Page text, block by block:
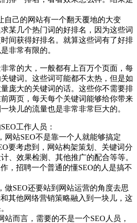
己的网站有一个翻天覆地的大变
某几个热门词的好排名，因为这些词
间获得好排名。就算这些词有了好排
非常有限的。
常的大，一般都有上百万个页面，每
键词。这些词可能都不太热，但是如
庞大的关键词的话。这些你不需要排
两页，每天每个关键词能够给你带来
块儿的流量也是非常非常巨大的。
工作人员：
站SEO不是靠一个人就能够搞定
要考虑到，网站构架策划、关键词分
、效果检测、其他推广的配合等等。
，招聘一个普通的懂SEO的人是搞不
SEO还要站到网站运营的角度去思
其他网络营销策略融入到一块儿，这
而言，需要的不是一个SEO人员，